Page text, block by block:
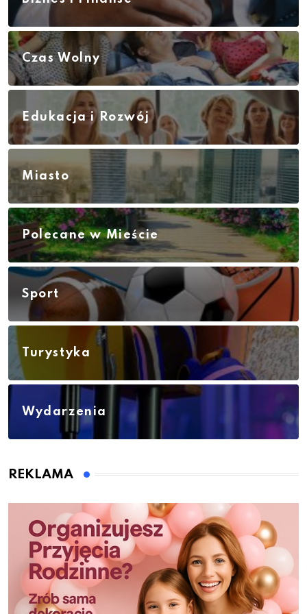
Czas Wolny
Edukacja i Rozwój
Miasto
Polecane w Mieście
Sport
Turystyka
Wydarzenia
REKLAMA